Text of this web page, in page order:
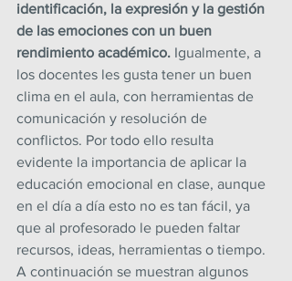
identificación, la expresión y la gestión
de las emociones con un buen
rendimiento académico. Igualmente, a
los docentes les gusta tener un buen
clima en el aula, con herramientas de
comunicación y resolución de
conflictos. Por todo ello resulta
evidente la importancia de aplicar la
educación emocional en clase, aunque
en el día a día esto no es tan fácil, ya
que al profesorado le pueden faltar
recursos, ideas, herramientas o tiempo.
A continuación se muestran algunos